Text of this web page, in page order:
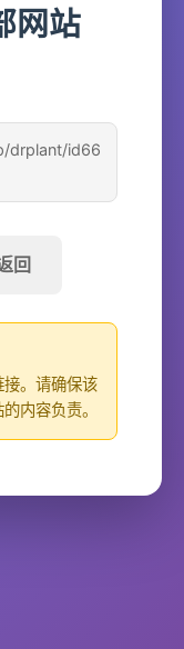
网站
drplant/id66
回
。请确保该
内容负责。